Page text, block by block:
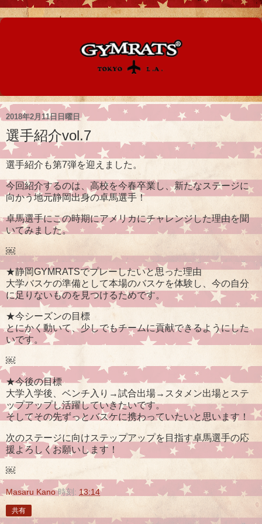
2018年2月11日日曜日
選手紹介vol.7
選手紹介も第7弾を迎えました。
今回紹介するのは、高校を今春卒業し、新たなステージに
向かう地元静岡出身の卓馬選手！
卓馬選手にこの時期にアメリカにチャレンジした理由を聞
いてみました。
￼
★静岡GYMRATSでプレーしたいと思った理由
大学バスケの準備として本場のバスケを体験し、今の自分
に足りないものを見つけるためです。
★今シーズンの目標
とにかく動いて、少しでもチームに貢献できるようにした
いです。
￼
★今後の目標
大学入学後、ベンチ入り→試合出場→スタメン出場とステ
ップアップし活躍していきたいです。
そしてその先ずっとバスケに携わっていたいと思います！
次のステージに向けステップアップを目指す卓馬選手の応
援よろしくお願いします！
￼
Masaru Kano 時刻: 13:14
共有